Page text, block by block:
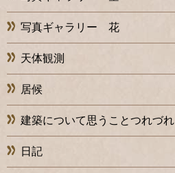
写真ギャラリー 花
天体観測
居候
建築について思うことつれづれ
日記